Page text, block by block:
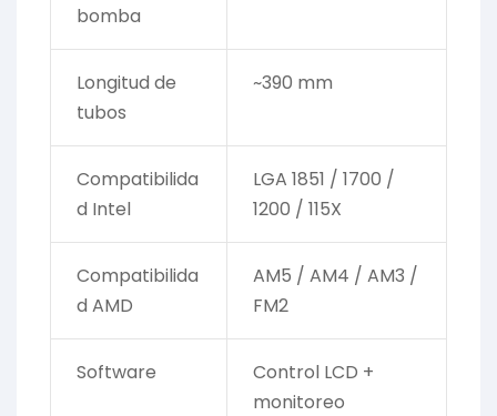
bomba
Longitud de
tubos
~390 mm
Compatibilida
d Intel
LGA 1851 / 1700 /
1200 / 115X
Compatibilida
d AMD
AM5 / AM4 / AM3 /
FM2
Software
Control LCD +
monitoreo